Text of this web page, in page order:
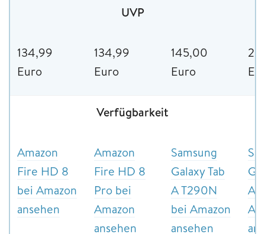
UVP
134,99
Euro
134,99
Euro
145,00
Euro
Verfügbarkeit
Amazon
Fire HD 8
bei Amazon
ansehen
Amazon
Fire HD 8
Pro bei
Amazon
ansehen
Samsung
Galaxy Tab
A T290N
bei Amazon
ansehen
A7